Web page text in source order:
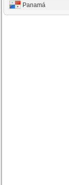
Panamá